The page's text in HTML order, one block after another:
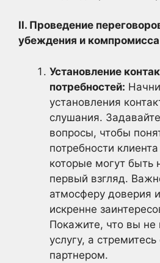
II. Проведение
убеждения и компромисса
Установление
потребностей:
установления
слушания.
вопросы, чтобы
потребности
которые могут быть
первый взгляд.
атмосферу доверия
искренне
Покажите, что вы не
услугу, а стремитесь
партнером.